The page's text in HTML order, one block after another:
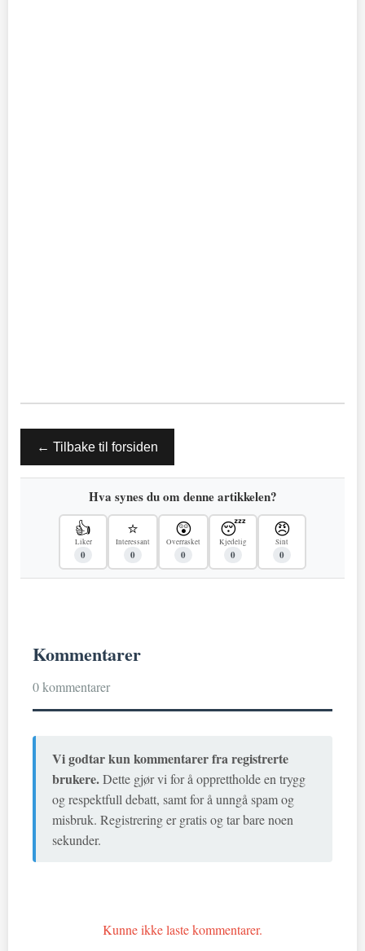
← Tilbake til forsiden
Hva synes du om denne artikkelen?
👍
Liker
0
⭐
Interessant
0
😲
Overrasket
0
😴
Kjedelig
0
😠
Sint
0
Kommentarer
0 kommentarer
Vi godtar kun kommentarer fra registrerte
brukere.Dette gjør vi for å opprettholde en trygg
og respektfull debatt, samt for å unngå spam og
misbruk. Registrering er gratis og tar bare noen
sekunder.
Kunne ikke laste kommentarer.